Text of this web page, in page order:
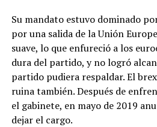
Su mandato estuvo dominado
por una salida de la Unión
suave, lo que enfureció a los
dura del partido, y no logró
partido pudiera respaldar. El
ruina también. Después de
el gabinete, en mayo de 2019
dejar el cargo.